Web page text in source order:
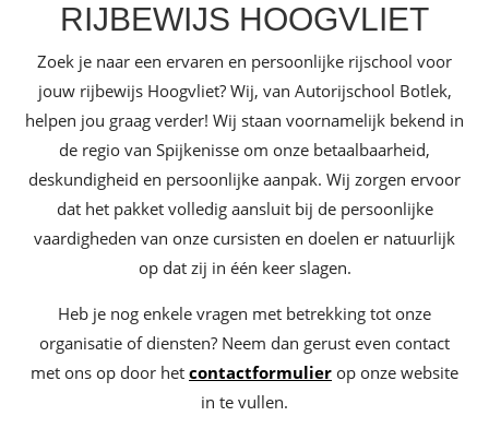
RIJBEWIJS HOOGVLIET
Zoek je naar een ervaren en persoonlijke rijschool voor
jouw rijbewijs Hoogvliet? Wij, van Autorijschool Botlek,
helpen jou graag verder! Wij staan voornamelijk bekend in
de regio van Spijkenisse om onze betaalbaarheid,
deskundigheid en persoonlijke aanpak. Wij zorgen ervoor
dat het pakket volledig aansluit bij de persoonlijke
vaardigheden van onze cursisten en doelen er natuurlijk
op dat zij in één keer slagen.
Heb je nog enkele vragen met betrekking tot onze
organisatie of diensten? Neem dan gerust even contact
met ons op door het contactformulier op onze website
in te vullen.